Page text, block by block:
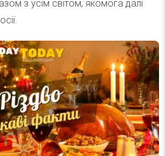
з усім світом, якомога далі